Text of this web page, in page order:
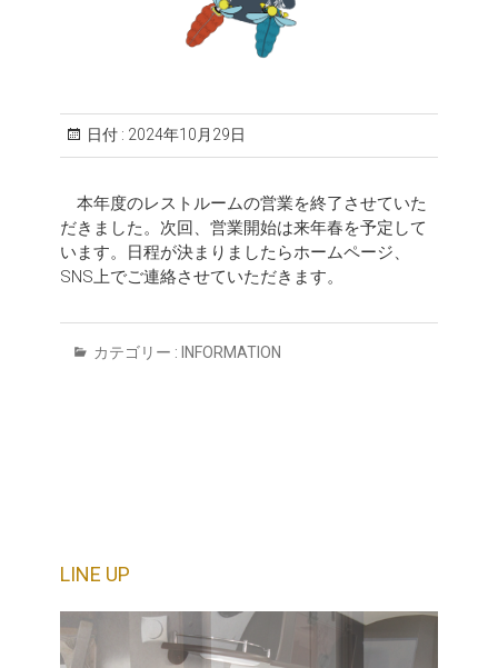
日付 : 2024年10月29日
本年度のレストルームの営業を終了させていた
だきました。次回、営業開始は来年春を予定して
います。日程が決まりましたらホームページ、
SNS上でご連絡させていただきます。
カテゴリー : INFORMATION
LINE UP